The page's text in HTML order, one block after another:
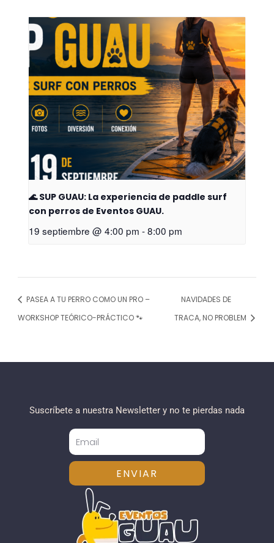
🌊 SUP GUAU: La experiencia de paddle surf
con perros de Eventos GUAU.
19 septiembre @ 4:00 pm -8:00 pm
PASEA A TU PERRO COMO UN PRO –
WORKSHOP TEÓRICO-PRÁCTICO 🐾
NAVIDADES DE
TRACA, NO PROBLEM
Suscríbete a nuestra Newsletter y no te pierdas nada
ENVIAR